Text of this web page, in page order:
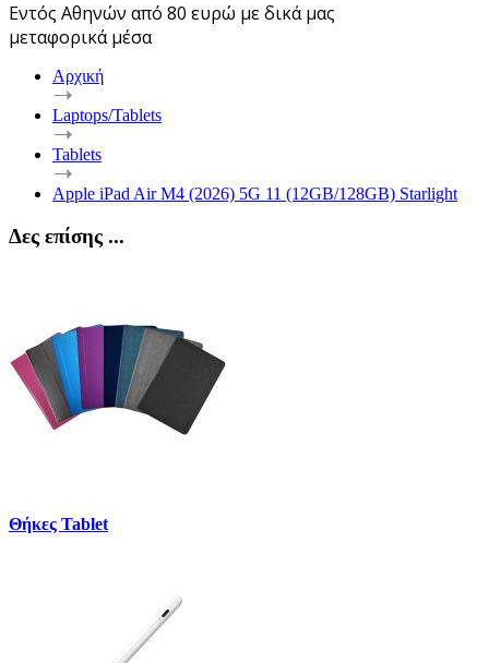
Εντός Αθηνών από 80 ευρώ με δικά μας
μεταφορικά μέσα
Αρχική
Laptops/Tablets
Tablets
Apple iPad Air M4 (2026) 5G 11 (12GB/128GB) Starlight
Δες επίσης ...
Θήκες Tablet